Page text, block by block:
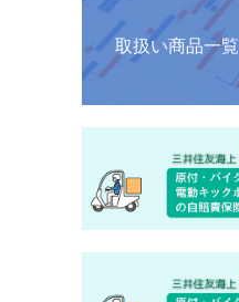
取扱い商品一覧